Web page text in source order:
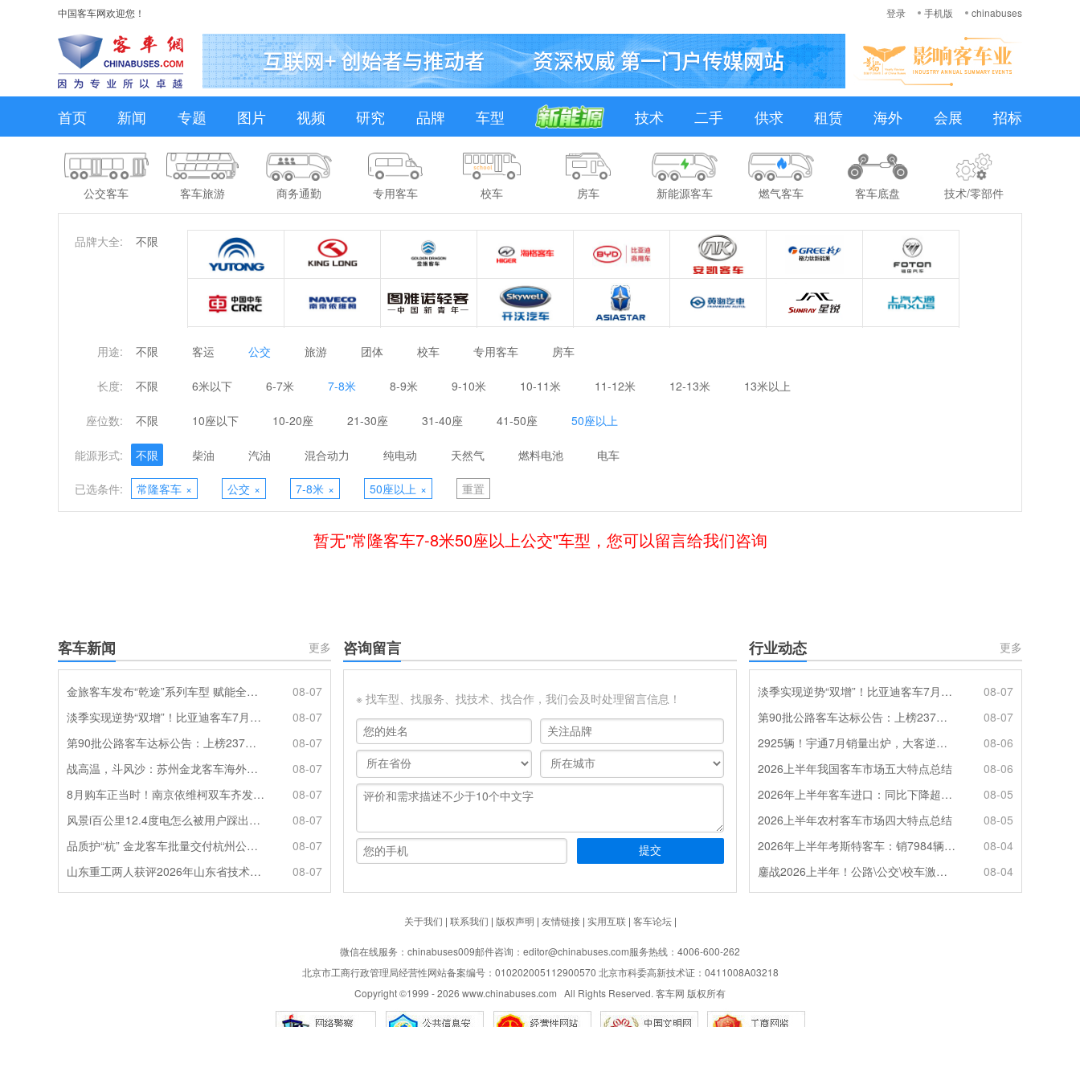
中国客车网欢迎您！ 登录 手机版 chinabuses
首页 新闻 专题 图片 视频 研究 品牌 车型 技术 二手 供求 租赁 海外 会展 招标
公交客车 客车旅游 商务通勤 专用客车 校车 房车 新能源客车 燃气客车 客车底盘 技术/零部件
品牌大全: 不限
用途: 不限 客运 公交 旅游 团体 校车 专用客车 房车
长度: 不限 6米以下 6-7米 7-8米 8-9米 9-10米 10-11米 11-12米 12-13米 13米以上
座位数: 不限 10座以下 10-20座 21-30座 31-40座 41-50座 50座以上
能源形式: 不限 柴油 汽油 混合动力 纯电动 天然气 燃料电池 电车
已选条件: 常隆客车 × 公交 × 7-8米 × 50座以上 × 重置
暂无"常隆客车7-8米50座以上公交"车型，您可以留言给我们咨询
客车新闻 更多
金旅客车发布“乾途”系列车型 赋能全球客运产业提质升级
08-07
淡季实现逆势“双增”！比亚迪客车7月热销620辆创新高
08-07
第90批公路客车达标公告：上榜237款创次高，混动\燃料电池缺席
08-07
战高温，斗风沙：苏州金龙客车海外服务的“极限温度测试”
08-07
8月购车正当时！南京依维柯双车齐发限时福利全解析
08-07
风景i百公里12.4度电怎么被用户踩出来的？
08-07
品质护“杭” 金龙客车批量交付杭州公交集团72辆
08-07
山东重工两人获评2026年山东省技术技能大师
08-07
咨询留言
※ 找车型、找服务、找技术、找合作，我们会及时处理留言信息！
行业动态 更多
淡季实现逆势“双增”！比亚迪客车7月热销620辆创新高
08-07
第90批公路客车达标公告：上榜237款创次高，混动\燃料电池缺席
08-07
2925辆！宇通7月销量出炉，大客逆势走强筑牢基本盘
08-06
2026上半年我国客车市场五大特点总结
08-06
2026年上半年客车进口：同比下降超4成，轻客主体地位凸显
08-05
2026上半年农村客车市场四大特点总结
08-05
2026年上半年考斯特客车：销7984辆 6米领涨领跑 电动化提速
08-04
鏖战2026上半年！公路\公交\校车激烈角逐，谁问鼎赛道赢家?
08-04
关于我们 | 联系我们 | 版权声明 | 友情链接| 实用互联| 客车论坛|
微信在线服务：chinabuses009邮件咨询：editor@chinabuses.com服务热线：4006-600-262
北京市工商行政管理局经营性网站备案编号：010202005112900570 北京市科委高新技术证：0411008A03218
Copyright ©1999 -2026 www.chinabuses.com All Rights Reserved. 客车网 版权所有